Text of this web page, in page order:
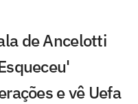
de Ancelotti
e vê Uefa